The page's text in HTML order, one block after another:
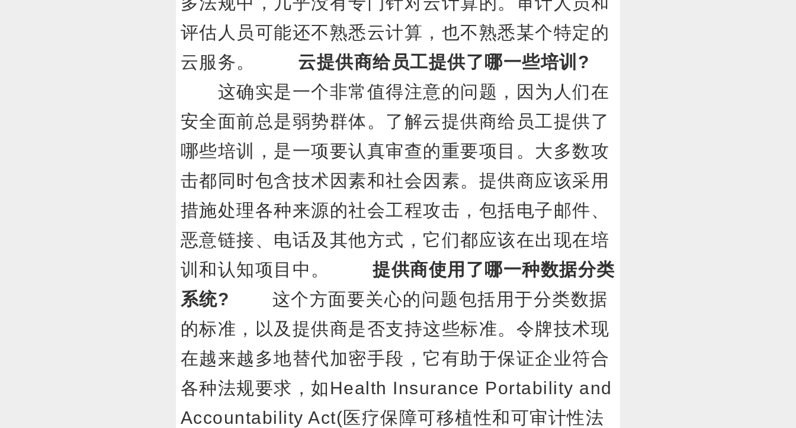
评估人员可能还不熟悉云计算，也不熟悉某个特定的
云服务。 云提供商给员工提供了哪一些培训?
这确实是一个非常值得注意的问题，因为人们在
安全面前总是弱势群体。了解云提供商给员工提供了
哪些培训，是一项要认真审查的重要项目。大多数攻
击都同时包含技术因素和社会因素。提供商应该采用
措施处理各种来源的社会工程攻击，包括电子邮件、
恶意链接、电话及其他方式，它们都应该在出现在培
训和认知项目中。提供商使用了哪一种数据分类
系统? 这个方面要关心的问题包括用于分类数据
的标准，以及提供商是否支持这些标准。令牌技术现
在越来越多地替代加密手段，它有助于保证企业符合
各种法规要求，如Health Insurance Portability and
Accountability Act(医疗保障可移植性和可审计性法